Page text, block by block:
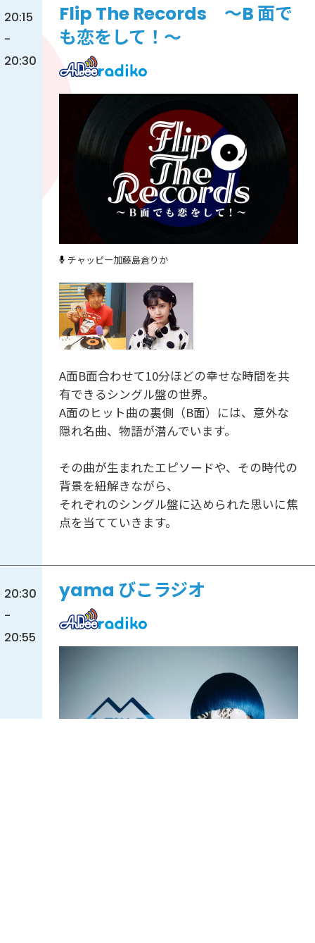
20:15
-
20:30
Flip The Records ～B 面で
も恋をして！～
チャッピー加藤島倉りか
A面B面合わせて10分ほどの幸せな時間を共
有できるシングル盤の世界。
A面のヒット曲の裏側（B面）には、意外な
隠れ名曲、物語が潜んでいます。
その曲が生まれたエピソードや、その時代の
背景を紐解きながら、
それぞれのシングル盤に込められた思いに焦
点を当てていきます。
20:30
-
20:55
yama びこラジオ